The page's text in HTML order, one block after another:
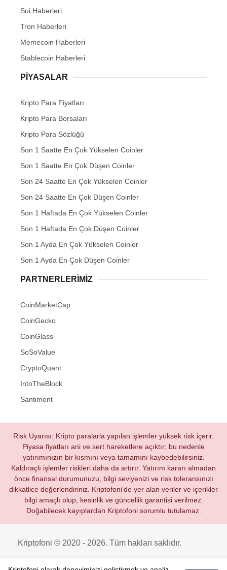
Sui Haberleri
Tron Haberleri
Memecoin Haberleri
Stablecoin Haberleri
PIYASALAR
Kripto Para Fiyatları
Kripto Para Borsaları
Kripto Para Sözlüğü
Son 1 Saatte En Çok Yükselen Coinler
Son 1 Saatte En Çok Düşen Coinler
Son 24 Saatte En Çok Yükselen Coinler
Son 24 Saatte En Çok Düşen Coinler
Son 1 Haftada En Çok Yükselen Coinler
Son 1 Haftada En Çok Düşen Coinler
Son 1 Ayda En Çok Yükselen Coinler
Son 1 Ayda En Çok Düşen Coinler
PARTNERLERIMIZ
CoinMarketCap
CoinGecko
CoinGlass
SoSoValue
CryptoQuant
IntoTheBlock
Santiment
Risk Uyarısı: Kripto paralarla yapılan işlemler yüksek risk içerir.
Piyasa fiyatları ani ve sert hareketlere açıktır; bu nedenle
yatırımınızın bir kısmını veya tamamını kaybedebilirsiniz.
Kaldıraçlı işlemler riskleri daha da artırır. Yatırım kararı almadan
önce finansal durumunuzu, bilgi seviyenizi ve risk toleransınızı
dikkatlice değerlendiriniz. Kriptofoni’de yer alan veriler ve içerikler
bilgi amaçlı olup, kesinlik ve güncellik garantisi verilmez.
Doğabilecek kayıplardan Kriptofoni sorumlu tutulamaz.
Kriptofoni © 2020 - 2026. Tüm hakları saklıdır.